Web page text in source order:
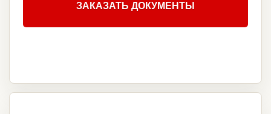
ЗАКАЗАТЬ ДОКУМЕНТЫ